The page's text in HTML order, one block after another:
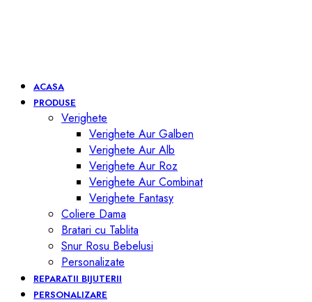
ACASA
PRODUSE
Verighete
Verighete Aur Galben
Verighete Aur Alb
Verighete Aur Roz
Verighete Aur Combinat
Verighete Fantasy
Coliere Dama
Bratari cu Tablita
Snur Rosu Bebelusi
Personalizate
REPARATII BIJUTERII
PERSONALIZARE